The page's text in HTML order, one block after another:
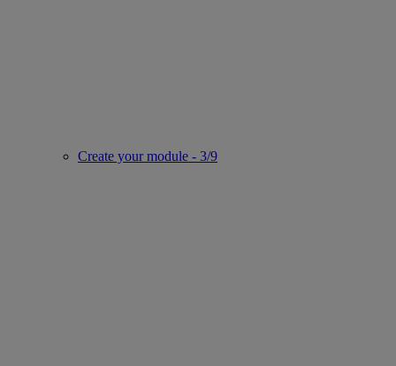
Create your module - 3/9